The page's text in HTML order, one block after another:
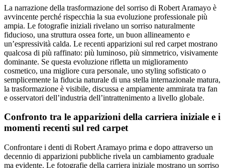
La narrazione della trasformazione del sorriso di Robert Aramayo è
avvincente perché rispecchia la sua evoluzione professionale più
ampia. Le fotografie iniziali rivelano un sorriso naturalmente
fiducioso, una struttura ossea forte, un buon allineamento e
un’espressività calda. Le recenti apparizioni sul red carpet mostrano
qualcosa di più raffinato: più luminoso, più simmetrico, visivamente
dominante. Se questa evoluzione rifletta un miglioramento
cosmetico, una migliore cura personale, uno styling sofisticato o
semplicemente la fiducia naturale di una stella internazionale matura,
la trasformazione è visibile, discussa e ampiamente ammirata tra fan
e osservatori dell’industria dell’intrattenimento a livello globale.
Confronto tra le apparizioni della carriera iniziale e i
momenti recenti sul red carpet
Confrontare i denti di Robert Aramayo prima e dopo attraverso un
decennio di apparizioni pubbliche rivela un cambiamento graduale
ma evidente. Le fotografie della carriera iniziale mostrano un sorriso